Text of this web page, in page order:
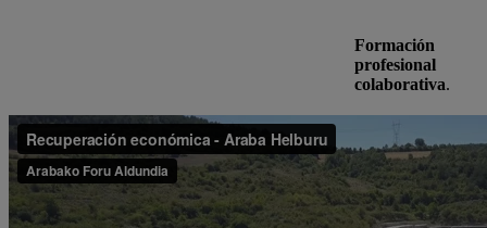
Formación
profesional
colaborativa.